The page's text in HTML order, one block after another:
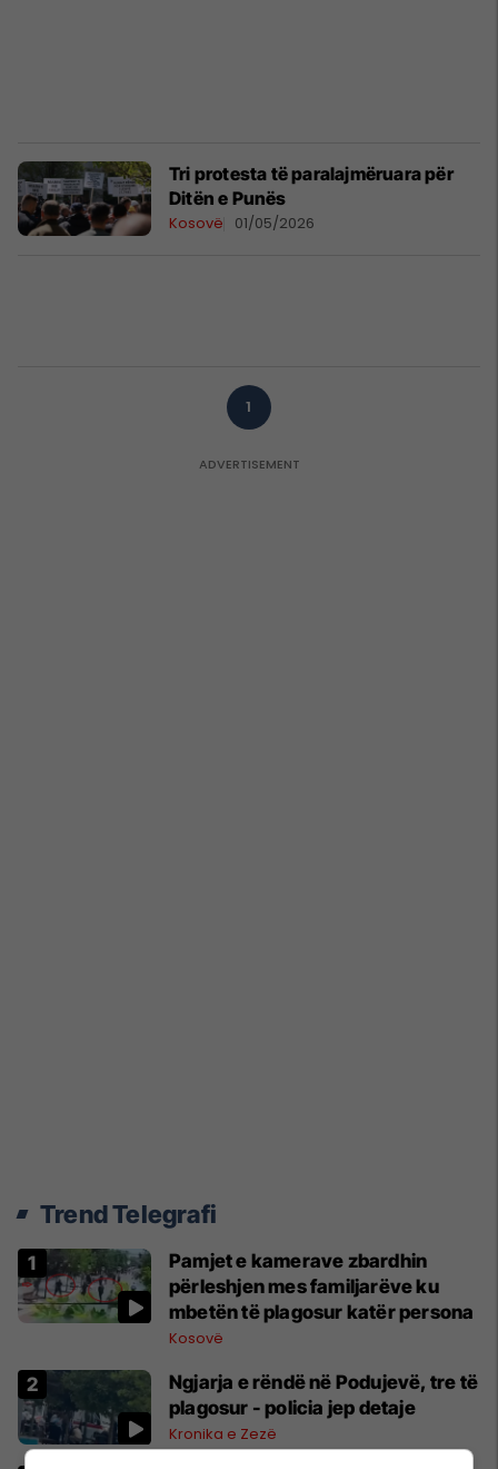
​Tri protesta të paralajmëruara për
Ditën e Punës
Kosovë 01/05/2026
1
Trend Telegrafi
Pamjet e kamerave zbardhin
përleshjen mes familjarëve ku
mbetën të plagosur katër persona
Kosovë
Ngjarja e rëndë në Podujevë, tre të
plagosur - policia jep detaje
Kronika e Zezë